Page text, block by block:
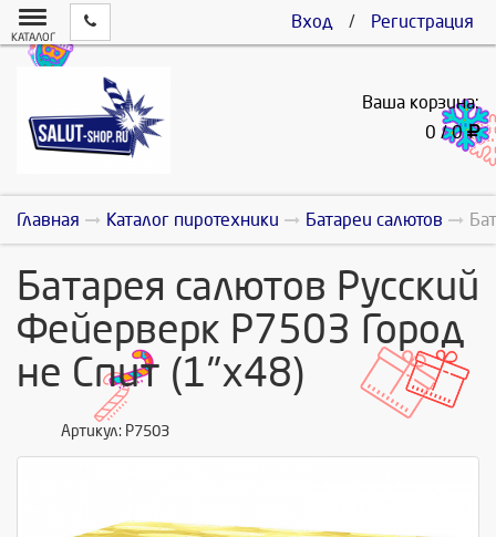
Вход / Регистрация
КАТАЛОГ
Ваша корзина:
0 / 0
Главная Каталог пиротехники Батареи салютов
Батарея салютов Русский
Фейерверк Р7503 Город
не Спит (1"х48)
Артикул: Р7503